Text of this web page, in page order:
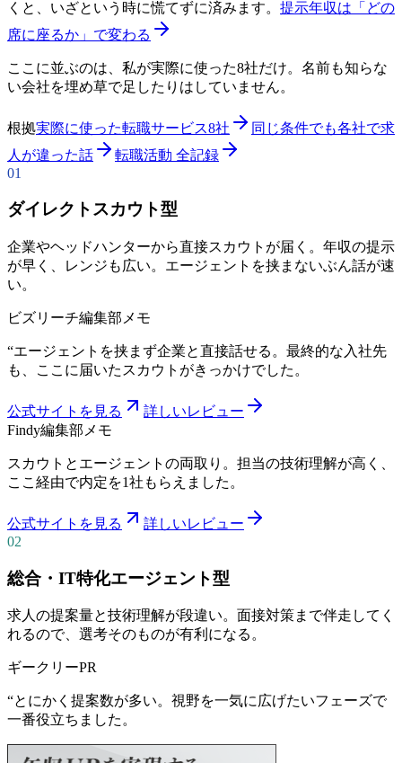
くと、いざという時に慌てずに済みます。 提示年収は「どの
席に座るか」で変わる
ここに並ぶのは、私が実際に使った8社だけ。名前も知らな
い会社を埋め草で足したりはしていません。
根拠実際に使った転職サービス8社
同じ条件でも各社で求
人が違った話
転職活動 全記録
01
ダイレクトスカウト型
企業やヘッドハンターから直接スカウトが届く。年収の提示
が早く、レンジも広い。エージェントを挟まないぶん話が速
い。
ビズリーチ編集部メモ
“エージェントを挟まず企業と直接話せる。最終的な入社先
も、ここに届いたスカウトがきっかけでした。
公式サイトを見る
詳しいレビュー
Findy編集部メモ
スカウトとエージェントの両取り。担当の技術理解が高く、
ここ経由で内定を1社もらえました。
公式サイトを見る
詳しいレビュー
02
総合・IT特化エージェント型
求人の提案量と技術理解が段違い。面接対策まで伴走してく
れるので、選考そのものが有利になる。
ギークリーPR
“とにかく提案数が多い。視野を一気に広げたいフェーズで
一番役立ちました。